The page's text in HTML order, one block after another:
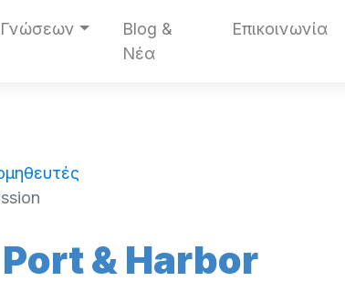
Blog &
Νέα
Επικοινωνία
& Harbor